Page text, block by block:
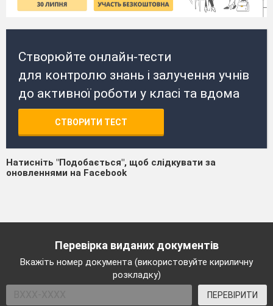
Створюйте онлайн-тести
для контролю знань і залучення учнів
до активної роботи у класі та вдома
СТВОРИТИ ТЕСТ
Натисніть "Подобається", щоб слідкувати за
оновленнями на Facebook
Перевірка виданих документів
Вкажіть номер документа (використовуйте кириличну
розкладку)
ПЕРЕВІРИТИ